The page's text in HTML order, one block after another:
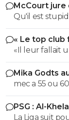
davoir ta
n'empêche pas d'être
dorénavant
dormiras
McCourt jure
Qu'il est
ses
me répondre
bien ce que je
teubé.^^
« Le top club
PSG
«Il leur fallait
français, c’est
aCon va en
d'affirmation
indifférent.
drôle...
Mika Godts
mec a 55 ou
peu, a ce
maintenant
PSG : Al-
cauchemar
La Liga suit